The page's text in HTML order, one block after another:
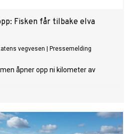
Fisken får tilbake elva
vegvesen Pressemelding
åpner opp ni kilometer av